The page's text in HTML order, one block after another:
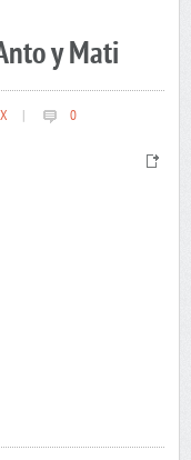
y Mati
0